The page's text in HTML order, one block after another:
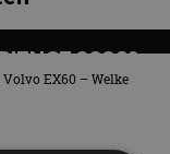
2026?
EX60 – Welke